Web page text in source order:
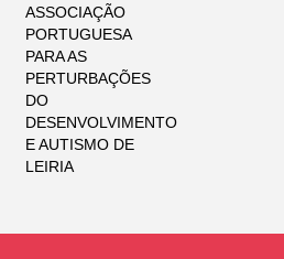
ASSOCIAÇÃO
PORTUGUESA
PARA AS
PERTURBAÇÕES
DO
DESENVOLVIMENTO
E AUTISMO DE
LEIRIA